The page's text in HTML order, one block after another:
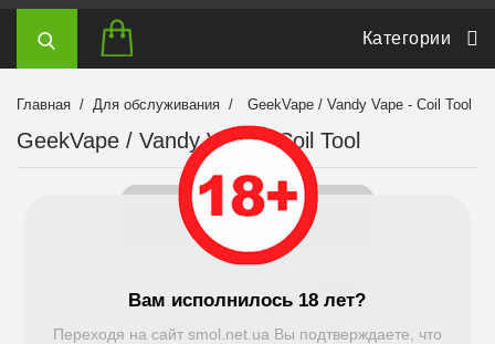
Категории
Главная Для обслуживания GeekVape / Vandy Vape - Coil Tool
GeekVape / Vandy Vape - Coil Tool
Вам исполнилось 18 лет?
Переходя на сайт smol.net.ua Вы подтверждаете, что